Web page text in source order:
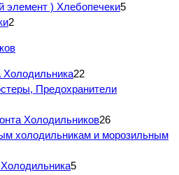
элемент ) Хлебопечеки5
2
Холодильника22
Предохранители
Холодильников26
холодильникам и морозильным
5